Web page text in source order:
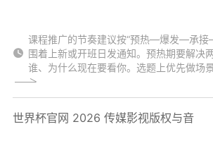
课程推广的节奏建议按“预热—爆发—承接
围着上新或开班日发通知。预热期要解决
谁、为什么现在要看你。选题上优先做场
世界杯官网 2026 传媒影视版权与音